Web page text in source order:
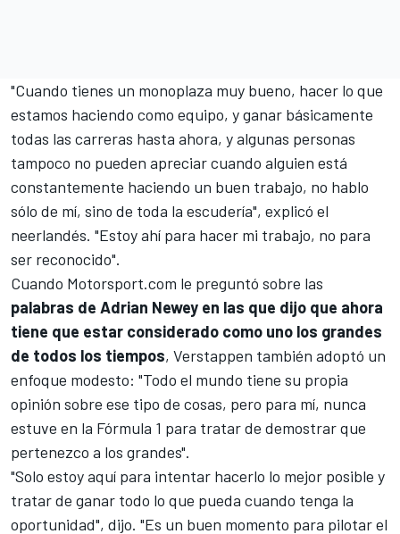
"Cuando tienes un monoplaza muy bueno, hacer lo que
estamos haciendo como equipo, y ganar básicamente
todas las carreras hasta ahora, y algunas personas
tampoco no pueden apreciar cuando alguien está
constantemente haciendo un buen trabajo, no hablo
sólo de mí, sino de toda la escudería", explicó el
neerlandés. "Estoy ahí para hacer mi trabajo, no para
ser reconocido".
Cuando Motorsport.com le preguntó sobre las
palabras de Adrian Newey en las que dijo que ahora
tiene que estar considerado como uno los grandes
de todos los tiempos, Verstappen también adoptó un
enfoque modesto: "Todo el mundo tiene su propia
opinión sobre ese tipo de cosas, pero para mí, nunca
estuve en la Fórmula 1 para tratar de demostrar que
pertenezco a los grandes".
"Solo estoy aquí para intentar hacerlo lo mejor posible y
tratar de ganar todo lo que pueda cuando tenga la
oportunidad", dijo. "Es un buen momento para pilotar el